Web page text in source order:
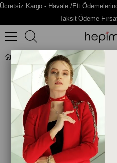
Ücretsiz Kargo - Havale /Eft
Taksit Ödeme
Baget Tektaşlı Altın